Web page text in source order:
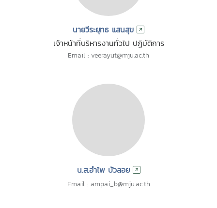
นายวีระยุทธ แสนสุข
เจ้าหน้าที่บริหารงานทั่วไป ปฏิบัติการ
Email : veerayut@mju.ac.th
น.ส.อำไพ บัวลอย
Email : ampai_b@mju.ac.th